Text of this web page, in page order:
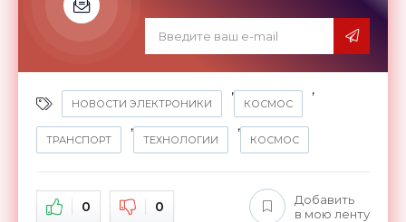
НОВОСТИ ЭЛЕКТРОНИКИ
,
КОСМОС
,
ТРАНСПОРТ
,
ТЕХНОЛОГИИ
,
КОСМОС
0 0
Добавить
в мою ленту